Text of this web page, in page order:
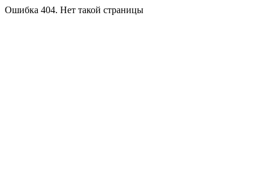
Ошибка 404. Нет такой страницы